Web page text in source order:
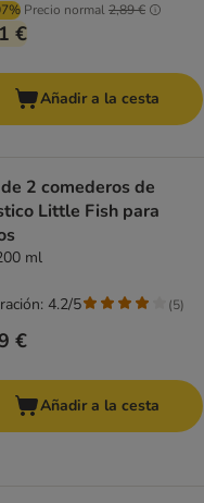
Precio normal2,89 €
€
Añadir a la cesta
2 comederos de
Little Fish para
ml
€
4.2/5 (5)
Añadir a la cesta